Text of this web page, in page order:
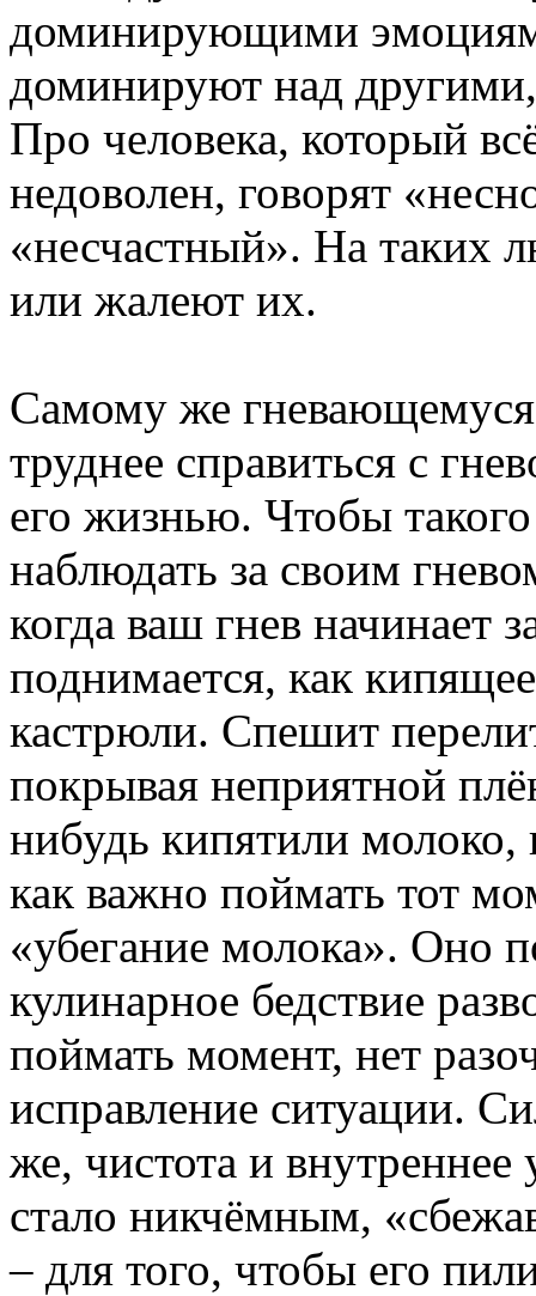
доминирующими
доминируют над
Про человека, который
недоволен, говорят
«несчастный». На таких
или жалеют их.
Самому же гневающемуся
труднее справиться с
его жизнью. Чтобы
наблюдать за своим
когда ваш гнев начинает
поднимается, как
кастрюли. Спешит
покрывая неприятной
нибудь кипятили молоко,
как важно поймать тот
«убегание молока». Оно
кулинарное бедствие
поймать момент, нет
исправление ситуации.
же, чистота и
стало никчёмным,
– для того, чтобы его